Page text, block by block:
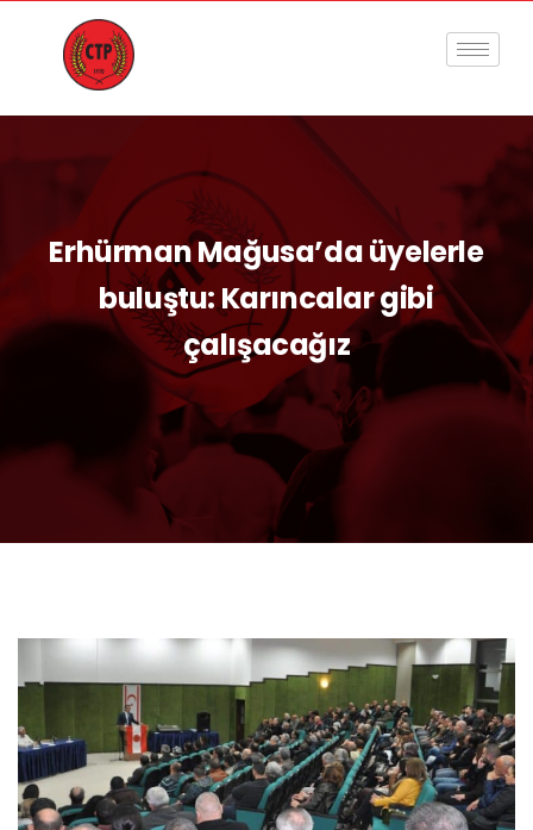
Erhürman Mağusa’da üyelerle
buluştu: Karıncalar gibi
çalışacağız